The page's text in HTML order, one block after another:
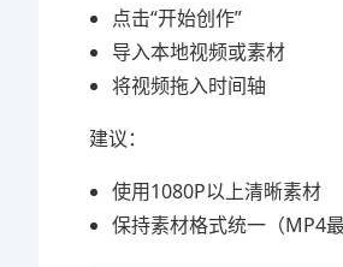
点击“开始创作”
导入本地视频或素材
将视频拖入时间轴
建议：
使用1080P以上清晰素材
保持素材格式统一（MP4最